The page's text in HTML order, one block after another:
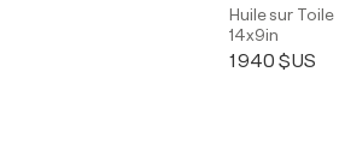
Huile sur Toile
14x9in
1 940 $US